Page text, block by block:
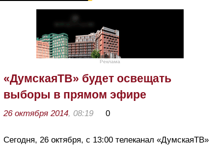
Реклама
«ДумскаяТВ» будет освещать
выборы в прямом эфире
26 октября 2014, 08:19 0
Сегодня, 26 октября, с 13:00 телеканал «ДумскаяТВ»